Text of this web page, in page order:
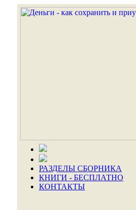
РАЗДЕЛЫ СБОРНИКА
КНИГИ - БЕСПЛАТНО
КОНТАКТЫ